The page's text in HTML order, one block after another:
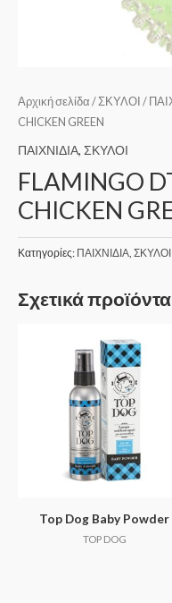
Αρχική σελίδα /ΣΚΥΛΟΙ /
CHICKEN GREEN
ΠΑΙΧΝΙΔΙΑ, ΣΚΥΛΟΙ
FLAMINGO
CHICKEN
Κατηγορίες: ΠΑΙΧΝΙΔΙΑ, ΣΚΥΛΟΙ
Σχετικά προϊόντα
Top Dog Baby Powder
TOP DOG